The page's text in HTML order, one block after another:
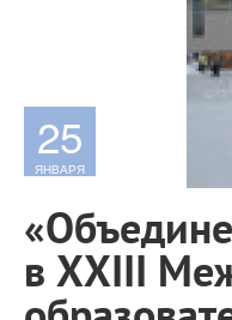
25
ЯНВАРЯ
в ХXIII